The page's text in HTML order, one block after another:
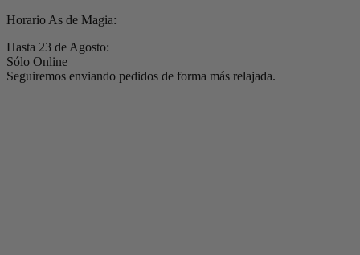
Horario As de Magia:
Hasta 23 de Agosto:
Sólo Online
Seguiremos enviando pedidos de forma más relajada.